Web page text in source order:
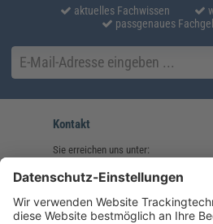
aktuelles Fachwissen
passgenaues
Kontakt
Sie erreichen uns unter:
(08233) 38 11 23
service@forum-verlag.com